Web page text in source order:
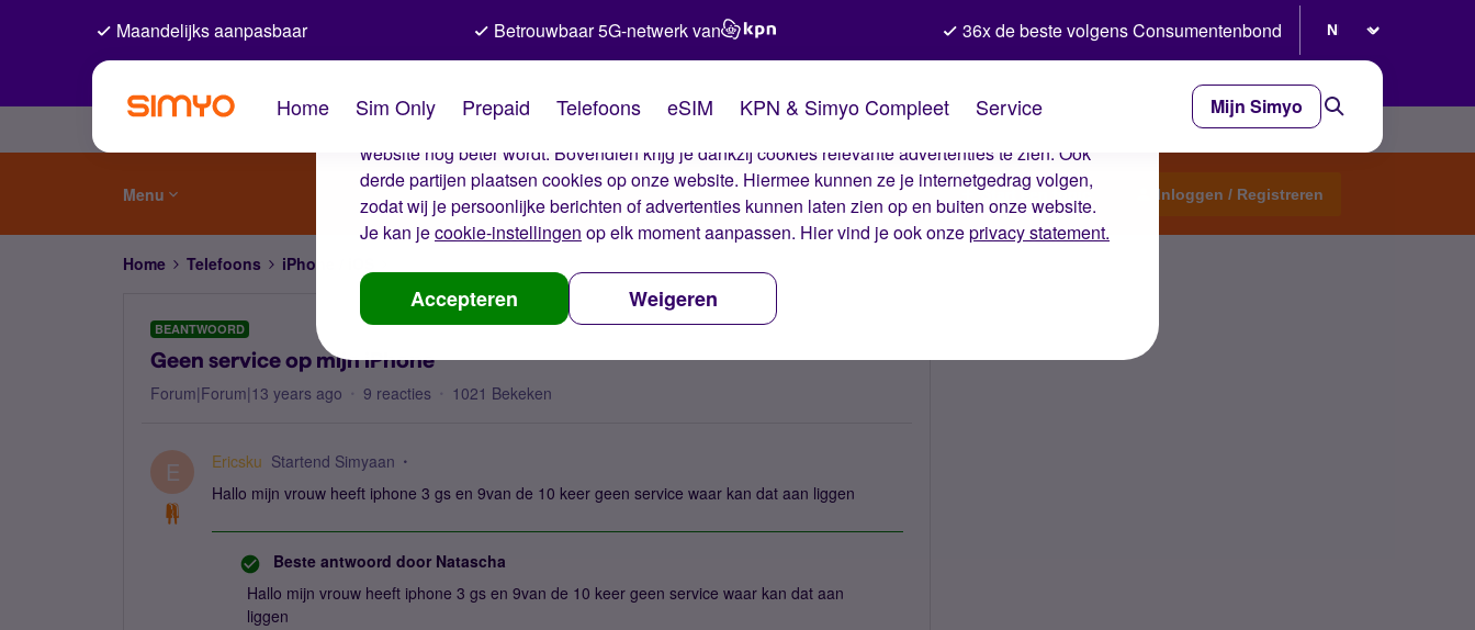
De cookies van Simyo
Wij gebruiken cookies op onze website. Met deze cookies zorgen wij ervoor dat je ervaring op de
website nog beter wordt. Bovendien krijg je dankzij cookies relevante advertenties te zien. Ook
derde partijen plaatsen cookies op onze website. Hiermee kunnen ze je internetgedrag volgen,
zodat wij je persoonlijke berichten of advertenties kunnen laten zien op en buiten onze website.
Je kan jecookie-instellingen op elk moment aanpassen. Hier vind je ook onzeprivacy statement.
Accepteren Weigeren
Maandelijks aanpasbaar Betrouwbaar 5G-netwerk van 36x de beste volgens Consumentenbond
Home Sim Only Prepaid Telefoons eSIM KPN & Simyo Compleet Service Mijn Simyo
Menu Start een topic Inloggen / Registreren
Home Telefoons iPhone / iOS
BEANTWOORD
Geen service op mijn iPhone
Forum|Forum|13 years ago 9 reacties 1021 Bekeken
E Ericsku Startend Simyaan
Hallo mijn vrouw heeft iphone 3 gs en 9van de 10 keer geen service waar kan dat aan liggen
Beste antwoord door Natascha
Hallo mijn vrouw heeft iphone 3 gs en 9van de 10 keer geen service waar kan dat aan
liggen